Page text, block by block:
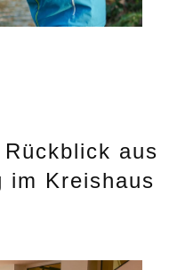
aus
im Kreishaus